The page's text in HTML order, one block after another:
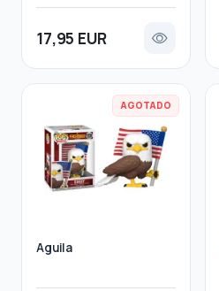
17,95 EUR
AGOTADO
Aguila